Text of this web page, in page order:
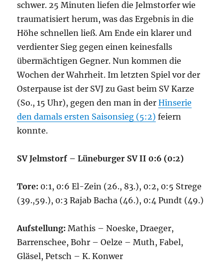
schwer. 25 Minuten liefen die Jelmstorfer wie
traumatisiert herum, was das Ergebnis in die
Höhe schnellen ließ. Am Ende ein klarer und
verdienter Sieg gegen einen keinesfalls
übermächtigen Gegner. Nun kommen die
Wochen der Wahrheit. Im letzten Spiel vor der
Osterpause ist der SVJ zu Gast beim SV Karze
(So., 15 Uhr), gegen den man in derHinserie
den damals ersten Saisonsieg (5:2) feiern
konnte.
SV Jelmstorf – Lüneburger SV II 0:6 (0:2)
Tore: 0:1, 0:6 El-Zein (26., 83.), 0:2, 0:5 Strege
(39.,59.), 0:3 Rajab Bacha (46.), 0:4 Pundt (49.)
Aufstellung: Mathis – Noeske, Draeger,
Barrenschee, Bohr – Oelze – Muth, Fabel,
Gläsel, Petsch – K. Konwer